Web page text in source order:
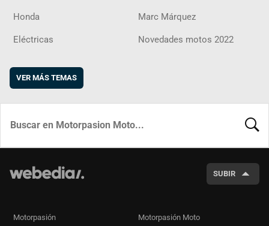
Honda Marc Márquez
Eléctricas Novedades motos 2022
VER MÁS TEMAS
SUBIR
Motorpasión Motorpasión Moto